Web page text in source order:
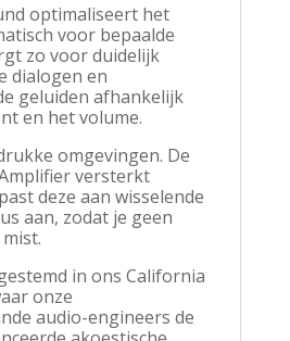
optimaliseert het
voor bepaalde
zo voor duidelijk
dialogen en
geluiden afhankelijk
en het volume.
omgevingen. De
versterkt
deze aan wisselende
aan, zodat je geen
in ons California
onze
audio-engineers de